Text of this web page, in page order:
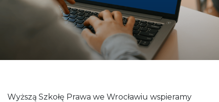
Wyższą Szkołę Prawa we Wrocławiu wspieramy